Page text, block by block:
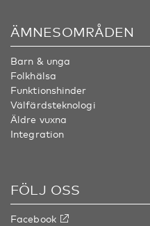
ÄMNESOMRÅDEN
Barn & unga
Folkhälsa
Funktionshinder
Välfärdsteknologi
Äldre vuxna
Integration
FÖLJ OSS
Facebook